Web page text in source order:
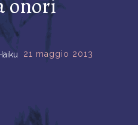
21 maggio 2013